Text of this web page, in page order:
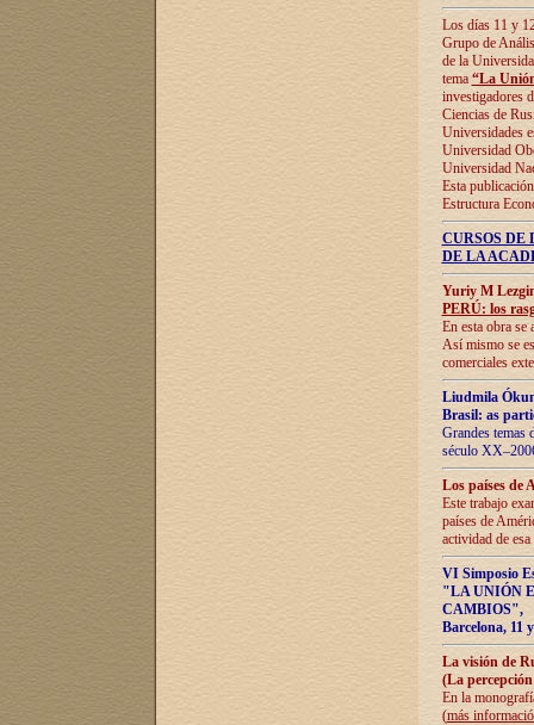
Los días 11 y
Grupo de
de la
tema “La
investigadores
Ciencias de
Universidades
Universidad
Universidad
Esta
Estructura
CURSOS
DE LA
Yuriy M
PERÚ: los
En esta obra se
Así mismo se
comerciales
Liudmila
Brasil: as
Grandes temas
século
Los países de
Este trabajo
países de
actividad de
VI Simposio
"LA UNIÓN
CAMBIOS",
Barcelona, 11
La visión de
(La
En la
(más